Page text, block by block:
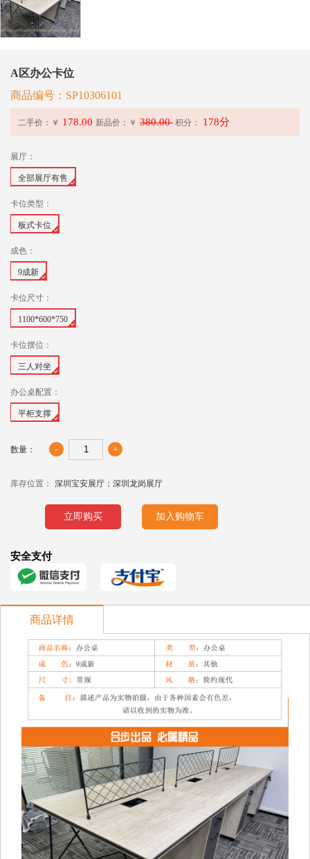
A区办公卡位
商品编号：SP10306101
二手价：￥ 178.00 新品价： ￥ 380.00 积分： 178分
展厅：
全部展厅有售
卡位类型：
板式卡位
成色：
9成新
卡位尺寸：
1100*600*750
卡位摆位：
三人对坐
办公桌配置：
平柜支撑
数量： - +
库存位置： 深圳宝安展厅；深圳龙岗展厅
立即购买 加入购物车
安全支付
商品详情